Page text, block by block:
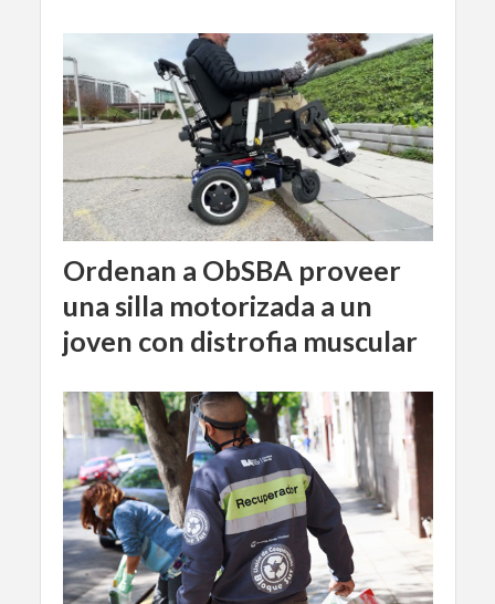
Ordenan a ObSBA proveer
una silla motorizada a un
joven con distrofia muscular